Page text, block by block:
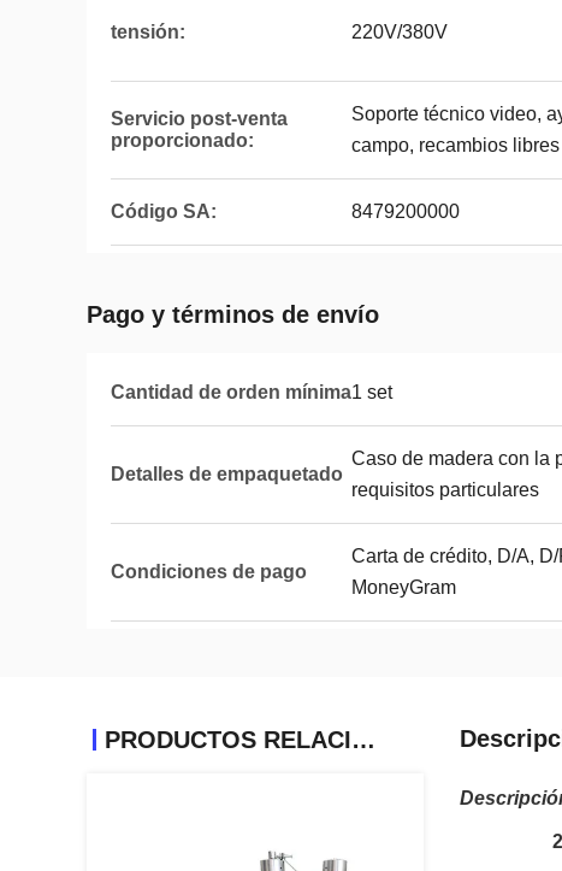
tensión: 220V/380V
Servicio post-venta
proporcionado:
Soporte técnico video,
campo, recambios libres
Código SA: 8479200000
Pago y términos de envío
Cantidad de orden mínima1 set
Detalles de empaquetado
Caso de madera con la
requisitos particulares
Condiciones de pago
Carta de crédito, D/A,
MoneyGram
PRODUCTOS RELACIONADOS